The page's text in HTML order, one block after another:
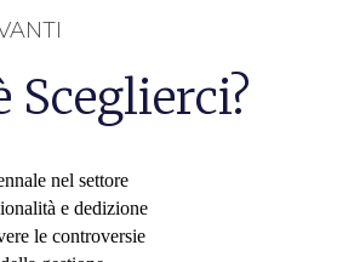
Sceglierci?
nel settore
e dedizione
le controversie